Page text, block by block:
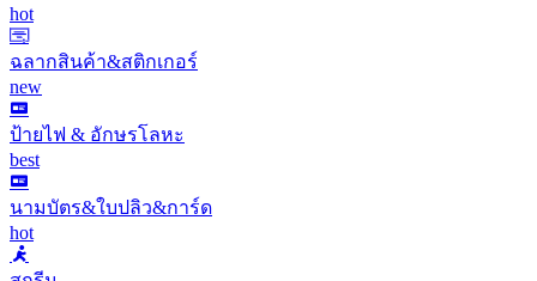
hot
ฉลากสินค้า&สติกเกอร์
new
ป้ายไฟ & อักษรโลหะ
best
นามบัตร&ใบปลิว&การ์ด
hot